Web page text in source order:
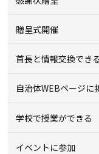
贈呈式開催
首長と情報交換できる
自治体WEBページに
学校で授業ができる
イベントに参加